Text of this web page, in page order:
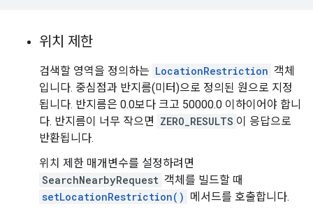
위치 제한
검색할 영역을 정의하는 LocationRestriction 객체
입니다. 중심점과 반지름(미터)으로 정의된 원으로 지정
됩니다. 반지름은 0.0보다 크고 50000.0 이하이어야 합니
다. 반지름이 너무 작으면 ZERO_RESULTS 이 응답으로
반환됩니다.
위치 제한 매개변수를 설정하려면
SearchNearbyRequest 객체를 빌드할 때
setLocationRestriction() 메서드를 호출합니다.